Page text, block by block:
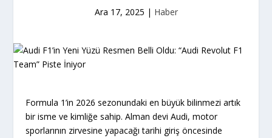
Ara 17, 2025 | Haber
Formula 1’in 2026 sezonundaki en büyük bilinmezi artık
bir isme ve kimliğe sahip. Alman devi Audi, motor
sporlarının zirvesine yapacağı tarihi giriş öncesinde